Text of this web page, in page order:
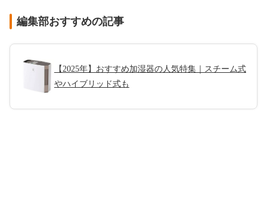
編集部おすすめの記事
【2025年】おすすめ加湿器の人気特集｜スチーム式
やハイブリッド式も